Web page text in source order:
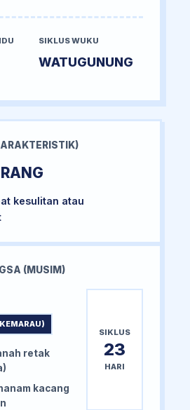
SIKLUS WUKU
WATUGUNUNG
kesulitan atau
(MUSIM)
retak
kacang
SIKLUS
23
HARI